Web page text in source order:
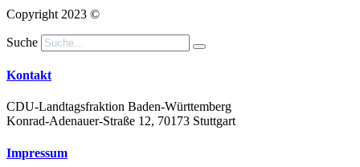
Copyright 2023 ©
Suche
Kontakt
CDU-Landtagsfraktion Baden-Württemberg
Konrad-Adenauer-Straße 12, 70173 Stuttgart
Impressum